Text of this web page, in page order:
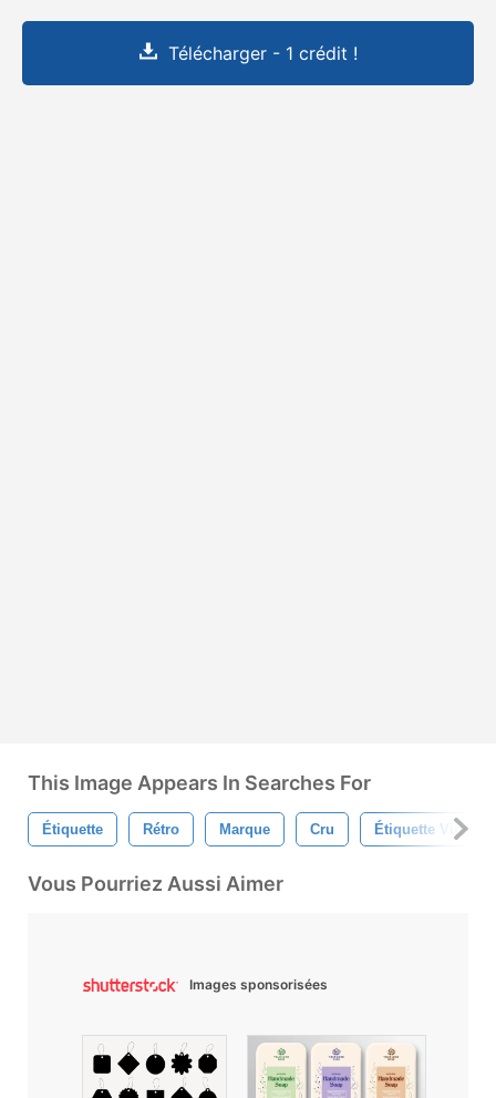
Télécharger - 1 crédit !
This Image Appears In Searches For
Étiquette Rétro Marque Cru Étiquette Vintage
Vous Pourriez Aussi Aimer
Images sponsorisées